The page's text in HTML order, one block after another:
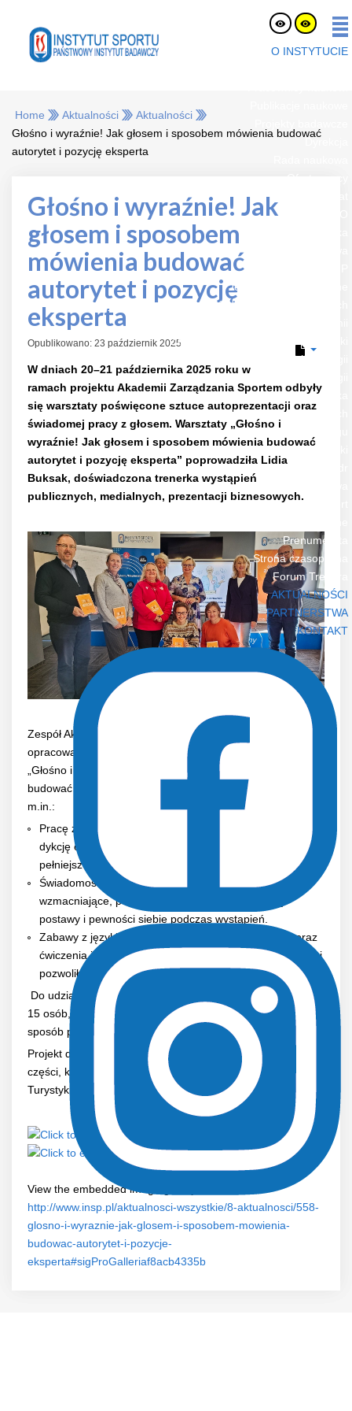
O INSTYTUCIE
Jednostki organizacyjne
Zespół Certyfikacji Sprzętu i Badań Nawierzchni Sportowych
Zakład Fizjologii Żywienia i Dietetyki
Zakład Endokrynologii
Przychodnia Przyzakładowa i Sportowo-Lekarska
Zakład Nauk Społecznych
Zakład Zarządzania i Organizacji Treningu
Zakład Biomechaniki
Zespół Kształcenia i Doskonalenia Kadr
Biology of Sport
Prenumerata
Strona czasopisma
Forum Trenera
AKTUALNOŚCI
PARTNERSTWA
KONTAKT
Home Aktualności
Aktualności
Głośno i wyraźnie! Jak głosem i sposobem mówienia budować
autorytet i pozycję eksperta
Głośno i wyraźnie! Jak
głosem i sposobem
mówienia budować
autorytet i pozycję
eksperta
Opublikowano: 23 październik 2025
W dniach 20–21 października 2025 roku w
ramach projektu Akademii Zarządzania Sportem odbyły
się warsztaty poświęcone sztuce autoprezentacji oraz
świadomej pracy z głosem. Warsztaty „Głośno i
wyraźnie! Jak głosem i sposobem mówienia budować
autorytet i pozycję eksperta” poprowadziła Lidia
Buksak, doświadczona trenerka wystąpień
publicznych, medialnych, prezentacji biznesowych.
Zespół Akademii Zarządzania Sportem wraz z Lidią Buksak
opracował ciekawy program 2-dniowych warsztatów
„Głośno i wyraźnie! Jak głosem i sposobem mówienia
budować autorytet i pozycję eksperta”, który obejmował
m.in.:
Pracę z głosem: ćwiczenia oddechowe, emisję głosu,
dykcję oraz modulację, które umożliwiły uczestnikom
pełniejsze wykorzystanie potencjału ich głosu.
Świadomość ciała: ćwiczenia rozluźniające i
wzmacniające, pomagające w budowaniu spójnej
postawy i pewności siebie podczas wystąpień.
Zabawy z językiem: quizy z poprawnej polszczyzny oraz
ćwiczenia interpretacyjne, które rozweseliły uczestników i
pozwoliły na kreatywne podejście do mowy.
Do udziału w warsztatach zaproszonych zostało wyłącznie
15 osób, dzięki czemu uczestnicy mogli w jakościowy
sposób pracować z zaproszoną ekspertką.
Projekt dofinansowany ze środków budżetu państwa z
części, której dysponentem jest Minister Sportu i
Turystyki.
https://www.gov.pl/web/sport
View the embedded image gallery online at:
http://www.insp.pl/aktualnosci-wszystkie/8-aktualnosci/558-
glosno-i-wyraznie-jak-glosem-i-sposobem-mowienia-
budowac-autorytet-i-pozycje-
eksperta#sigProGalleriaf8acb4335b